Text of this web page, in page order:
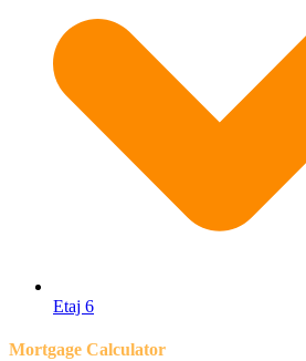
Etaj 6
Mortgage Calculator